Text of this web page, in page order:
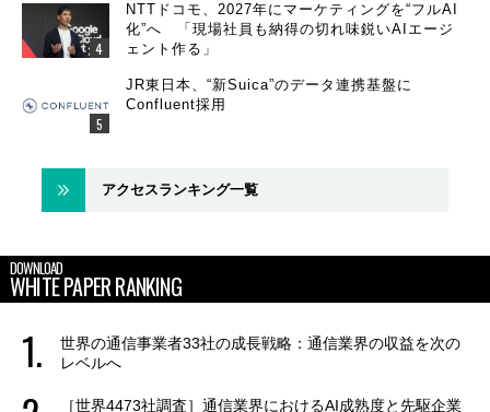
NTTドコモ、2027年にマーケティングを“フルAI
化”へ 「現場社員も納得の切れ味鋭いAIエージ
ェント作る」
JR東日本、“新Suica”のデータ連携基盤に
Confluent採用
アクセスランキング一覧
DOWNLOAD
WHITE PAPER RANKING
世界の通信事業者33社の成長戦略：通信業界の収益を次の
レベルへ
［世界4473社調査］通信業界におけるAI成熟度と先駆企業